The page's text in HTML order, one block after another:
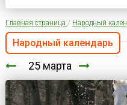
Главная страница / Народный
Народный календарь
25 марта